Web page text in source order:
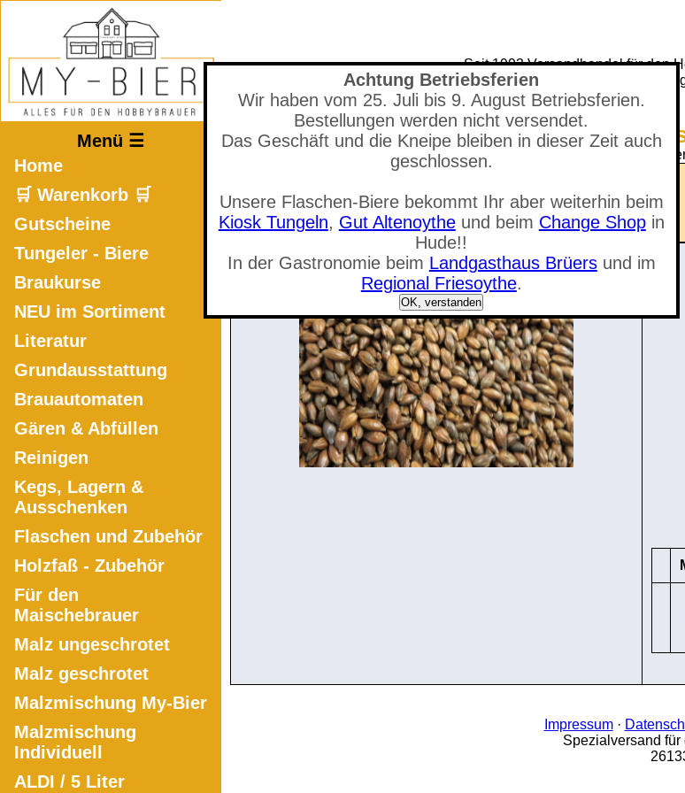
Achtung Betriebsferien
Wir haben vom 25. Juli bis 9. August Betriebsferien.
Bestellungen werden nicht versendet.
Das Geschäft und die Kneipe bleiben in dieser Zeit auch
geschlossen.
Unsere Flaschen-Biere bekommt Ihr aber weiterhin beim
Kiosk Tungeln, Gut Altenoytheund beim Change Shopin
Hude!!
In der Gastronomie beim Landgasthaus Brüersund im
Regional Friesoythe.
OK, verstanden
Seit 1993 Versandhandel für den
(Neuer)
Menü ☰
Home
🛒 Warenkorb 🛒
Gutscheine
Tungeler - Biere
Braukurse
NEU im Sortiment
Literatur
Grundausstattung
Brauautomaten
Gären & Abfüllen
Reinigen
Kegs, Lagern &
Ausschenken
Flaschen und Zubehör
Holzfaß - Zubehör
Für den
Maischebrauer
Malz ungeschrotet
Malz geschrotet
Malzmischung My-Bier
Malzmischung
Individuell
ALDI / 5 Liter
Mastodon
Shop - Röstmalz
Sie befinden sich in
🛒 Warenkorb anzeigen
Anzahl der Artikel: 0
Gesamtwert: 0,00 €
Impressum·
Spezialversand